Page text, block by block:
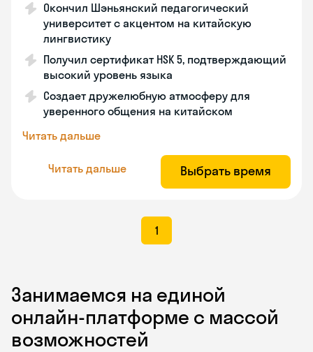
Окончил Шэньянский педагогический
университет с акцентом на китайскую
лингвистику
Получил сертификат HSK 5, подтверждающий
высокий уровень языка
Создает дружелюбную атмосферу для
уверенного общения на китайском
Читать дальше
Читать дальше Выбрать время
1
Занимаемся на единой
онлайн-платформе с массой
возможностей